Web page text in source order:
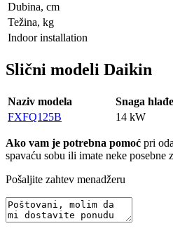
Dubina, сm
Težina, kg
Indoor installation
Slični modeli Daikin
Naziv modela Snaga
FXFQ125B
14 kW
Ako vam je potrebna pomoć pri
spavaću sobu ili imate neke
Pošaljite zahtev menadžeru